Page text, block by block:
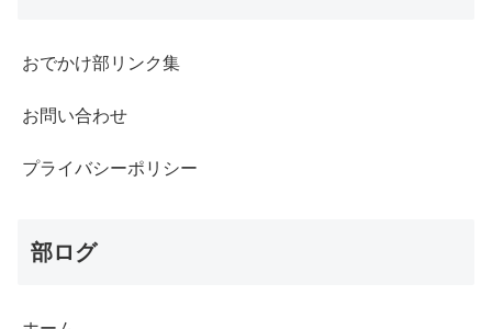
おでかけ部リンク集
お問い合わせ
プライバシーポリシー
部ログ